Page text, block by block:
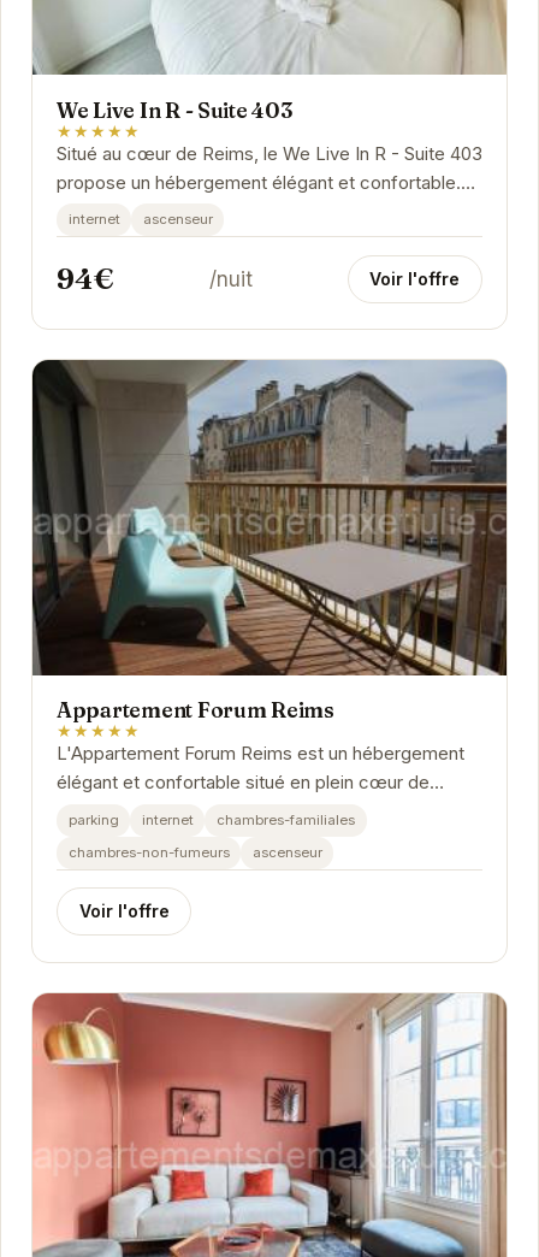
We Live In R - Suite 403
★★★★★
Situé au cœur de Reims, le We Live In R - Suite 403
propose un hébergement élégant et confortable.
Idéalement placé, il offre un accès facile...
internet ascenseur
94€ /nuit Voir l'offre
Appartement Forum Reims
★★★★★
L'Appartement Forum Reims est un hébergement
élégant et confortable situé en plein cœur de
Reims. Idéalement placé pour explorer les
parking internet
chambres-familiales
chambres-non-fumeurs
ascenseur
Voir l'offre